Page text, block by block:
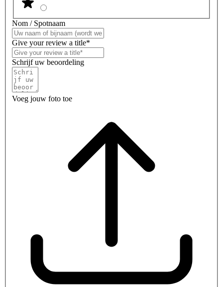
Nom / Spotnaam
Give your review a title*
Schrijf uw beoordeling
Voeg jouw foto toe